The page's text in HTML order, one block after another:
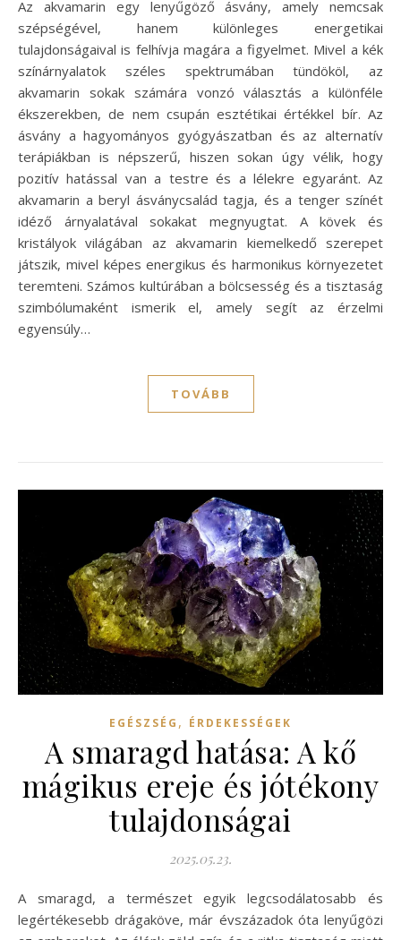
Az akvamarin egy lenyűgöző ásvány, amely nemcsak
szépségével, hanem különleges energetikai
tulajdonságaival is felhívja magára a figyelmet. Mivel a kék
színárnyalatok széles spektrumában tündököl, az
akvamarin sokak számára vonzó választás a különféle
ékszerekben, de nem csupán esztétikai értékkel bír. Az
ásvány a hagyományos gyógyászatban és az alternatív
terápiákban is népszerű, hiszen sokan úgy vélik, hogy
pozitív hatással van a testre és a lélekre egyaránt. Az
akvamarin a beryl ásványcsalád tagja, és a tenger színét
idéző árnyalatával sokakat megnyugtat. A kövek és
kristályok világában az akvamarin kiemelkedő szerepet
játszik, mivel képes energikus és harmonikus környezetet
teremteni. Számos kultúrában a bölcsesség és a tisztaság
szimbólumaként ismerik el, amely segít az érzelmi
egyensúly…
TOVÁBB
EGÉSZSÉG , ÉRDEKESSÉGEK
A smaragd hatása: A kő
mágikus ereje és jótékony
tulajdonságai
2025.05.23.
A smaragd, a természet egyik legcsodálatosabb és
legértékesebb drágaköve, már évszázadok óta lenyűgözi